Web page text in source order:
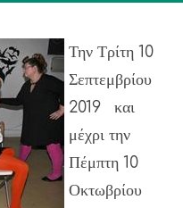
Την Τρίτη 10
Σεπτεμβρίου
2019 και
μέχρι την
Πέμπτη 10
Οκτωβρίου